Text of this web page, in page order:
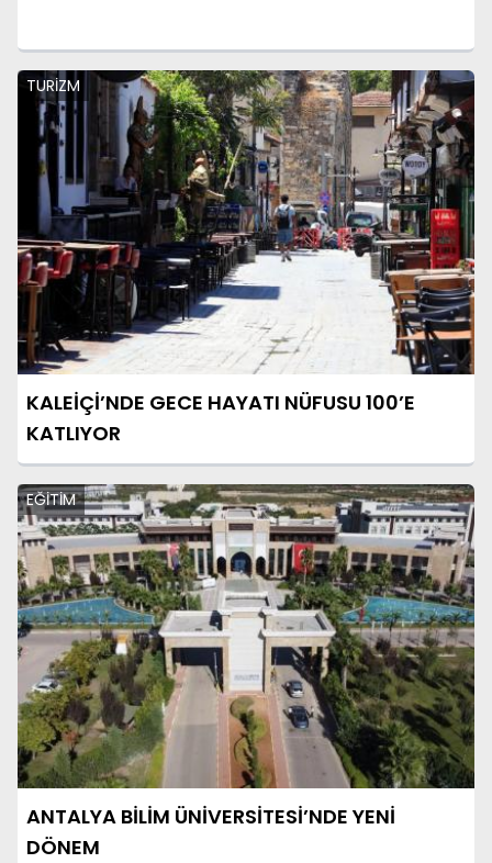
TURİZM
KALEİÇİ’NDE GECE HAYATI NÜFUSU 100’E
KATLIYOR
EĞİTİM
ANTALYA BİLİM ÜNİVERSİTESİ’NDE YENİ
DÖNEM